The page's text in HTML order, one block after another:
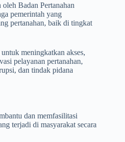
Badan Pertanahan
pemerintah yang
pertanahan, baik di tingkat
meningkatkan akses,
pelayanan pertanahan,
dan tindak pidana
dan memfasilitasi
terjadi di masyarakat secara